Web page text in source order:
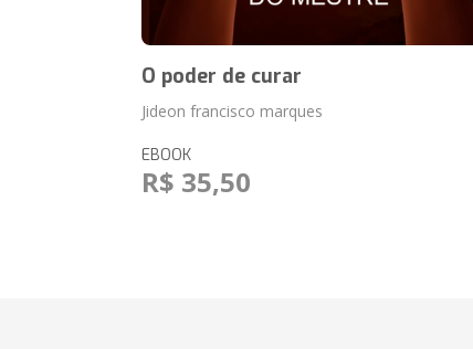
O poder de curar
Jideon francisco marques
EBOOK
R$ 35,50